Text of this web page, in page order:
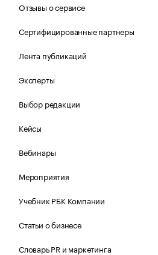
Отзывы о сервисе
Сертифицированные партнеры
Лента публикаций
Эксперты
Выбор редакции
Кейсы
Вебинары
Мероприятия
Учебник РБК Компании
Статьи о бизнесе
Словарь PR и маркетинга